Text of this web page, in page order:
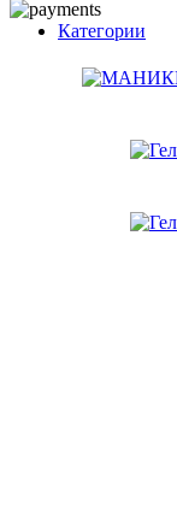
Категории